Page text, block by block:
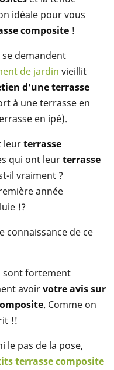
idéale pour vous
composite !
demandent
de jardin vieillit
d'une terrasse
à une terrasse en
en ipé).
leurterrasse
qui ont leurterrasse
il vraiment ?
année
!?
connaissance de ce
sont fortement
avoirvotre avis sur
. Comme on
!!
le pas de la pose,
terrasse composite